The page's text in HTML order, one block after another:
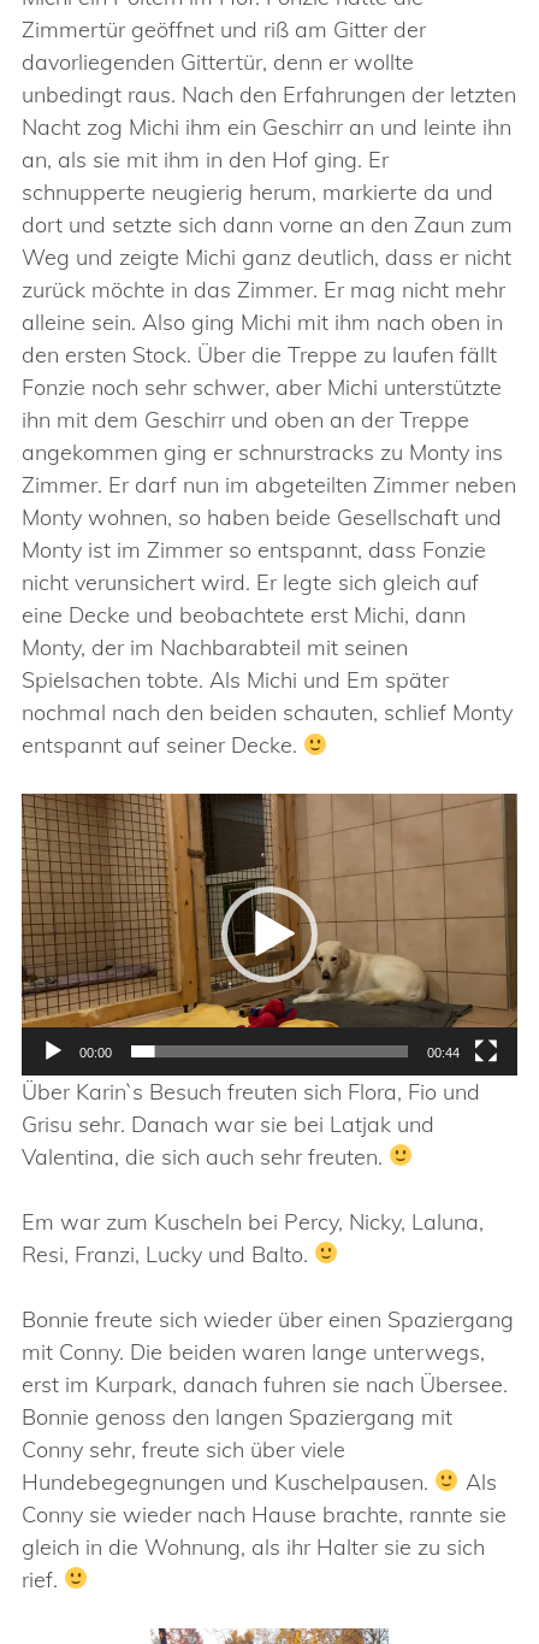
Zimmertür geöffnet und riß am Gitter der
davorliegenden Gittertür, denn er wollte
unbedingt raus. Nach den Erfahrungen der letzten
Nacht zog Michi ihm ein Geschirr an und leinte ihn
an, als sie mit ihm in den Hof ging. Er
schnupperte neugierig herum, markierte da und
dort und setzte sich dann vorne an den Zaun zum
Weg und zeigte Michi ganz deutlich, dass er nicht
zurück möchte in das Zimmer. Er mag nicht mehr
alleine sein. Also ging Michi mit ihm nach oben in
den ersten Stock. Über die Treppe zu laufen fällt
Fonzie noch sehr schwer, aber Michi unterstützte
ihn mit dem Geschirr und oben an der Treppe
angekommen ging er schnurstracks zu Monty ins
Zimmer. Er darf nun im abgeteilten Zimmer neben
Monty wohnen, so haben beide Gesellschaft und
Monty ist im Zimmer so entspannt, dass Fonzie
nicht verunsichert wird. Er legte sich gleich auf
eine Decke und beobachtete erst Michi, dann
Monty, der im Nachbarabteil mit seinen
Spielsachen tobte. Als Michi und Em später
nochmal nach den beiden schauten, schlief Monty
entspannt auf seiner Decke.
Video-
Player
00:00 00:44
Über Karin`s Besuch freuten sich Flora, Fio und
Grisu sehr. Danach war sie bei Latjak und
Valentina, die sich auch sehr freuten.
Em war zum Kuscheln bei Percy, Nicky, Laluna,
Resi, Franzi, Lucky und Balto.
Bonnie freute sich wieder über einen Spaziergang
mit Conny. Die beiden waren lange unterwegs,
erst im Kurpark, danach fuhren sie nach Übersee.
Bonnie genoss den langen Spaziergang mit
Conny sehr, freute sich über viele
Hundebegegnungen und Kuschelpausen.
Als
Conny sie wieder nach Hause brachte, rannte sie
gleich in die Wohnung, als ihr Halter sie zu sich
rief.